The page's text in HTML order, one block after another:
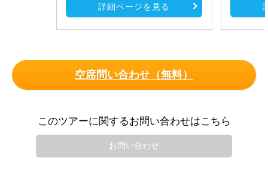
詳細ページを見る
空席問い合わせ（無料）
このツアーに関するお問い合わせはこちら
お問い合わせ